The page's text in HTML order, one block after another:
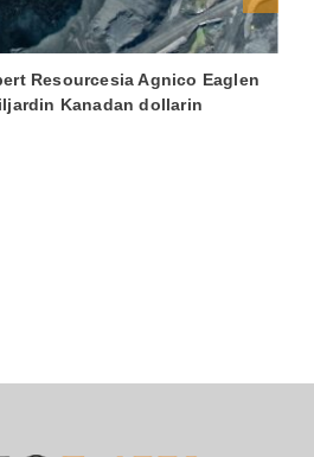
Resourcesia Agnico Eaglen
Kanadan dollarin